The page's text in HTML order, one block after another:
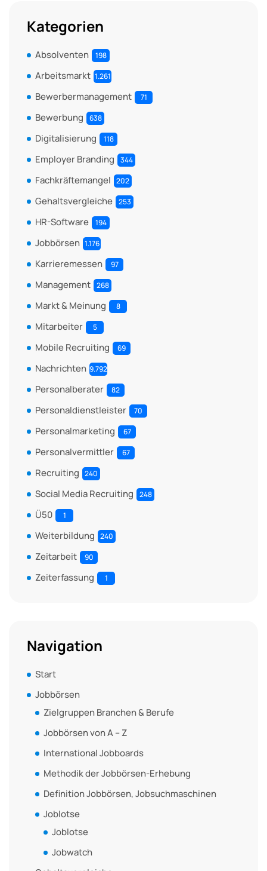
Kategorien
Absolventen 198
Arbeitsmarkt 1.261
Bewerbermanagement 71
Bewerbung 638
Digitalisierung 118
Employer Branding 344
Fachkräftemangel 202
Gehaltsvergleiche 253
HR-Software 194
Jobbörsen 1.176
Karrieremessen 97
Management 268
Markt & Meinung 8
Mitarbeiter 5
Mobile Recruiting 69
Nachrichten 9.792
Personalberater 82
Personaldienstleister 70
Personalmarketing 67
Personalvermittler 67
Recruiting 240
Social Media Recruiting 248
Ü50 1
Weiterbildung 240
Zeitarbeit 90
Zeiterfassung 1
Navigation
Start
Jobbörsen
Zielgruppen Branchen & Berufe
Jobbörsen von A – Z
International Jobboards
Methodik der Jobbörsen-Erhebung
Definition Jobbörsen, Jobsuchmaschinen
Joblotse
Joblotse
Jobwatch